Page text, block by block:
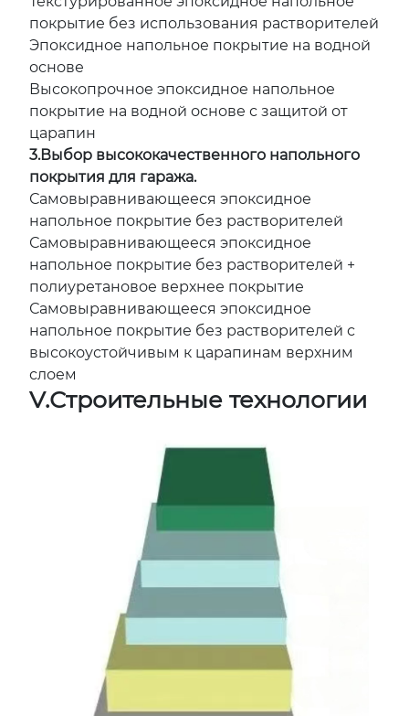
покрытие без использования растворителей
Эпоксидное напольное покрытие на водной
основе
Высокопрочное эпоксидное напольное
покрытие на водной основе с защитой от
царапин
3.Выбор высококачественного напольного
покрытия для гаража.
Самовыравнивающееся эпоксидное
напольное покрытие без растворителей
Самовыравнивающееся эпоксидное
напольное покрытие без растворителей +
полиуретановое верхнее покрытие
Самовыравнивающееся эпоксидное
напольное покрытие без растворителей с
высокоустойчивым к царапинам верхним
слоем
V.Строительные технологии